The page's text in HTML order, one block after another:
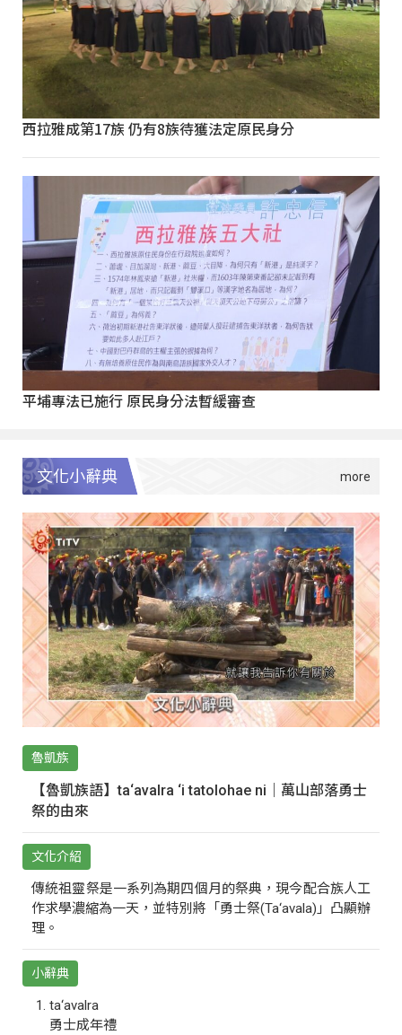
西拉雅成第17族 仍有8族待獲法定原民身分
平埔專法已施行 原民身分法暫緩審查
文化小辭典
魯凱族
【魯凱族語】ta‘avalra ‘i tatolohae ni｜萬山部落勇士
祭的由來
文化介紹
傳統祖靈祭是一系列為期四個月的祭典，現今配合族人工
作求學濃縮為一天，並特別將「勇士祭(Ta‘avala)」凸顯辦
理。
小辭典
ta‘avalra
勇士成年禮